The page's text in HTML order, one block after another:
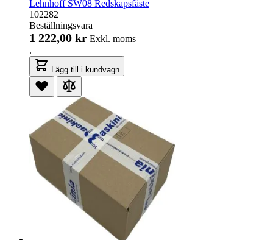
Lehnhoff SW08 Redskapsfäste
102282
Beställningsvara
1 222,00 kr Exkl. moms
.
Lägg till i kundvagn